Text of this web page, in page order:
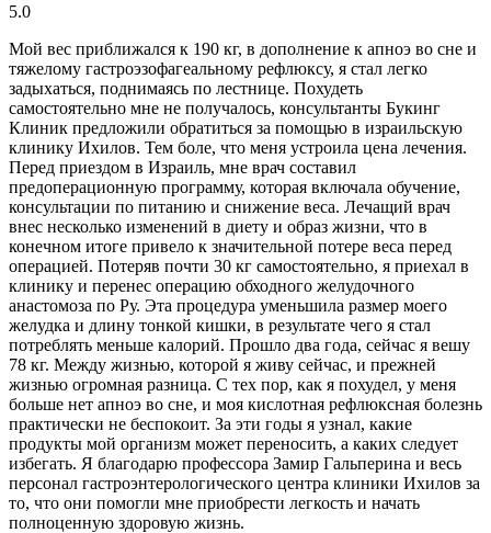
5.0
Мой вес приближался к 190 кг, в дополнение к апноэ во сне и
тяжелому гастроэзофагеальному рефлюксу, я стал легко
задыхаться, поднимаясь по лестнице. Похудеть
самостоятельно мне не получалось, консультанты Букинг
Клиник предложили обратиться за помощью в израильскую
клинику Ихилов. Тем боле, что меня устроила цена лечения.
Перед приездом в Израиль, мне врач составил
предоперационную программу, которая включала обучение,
консультации по питанию и снижение веса. Лечащий врач
внес несколько изменений в диету и образ жизни, что в
конечном итоге привело к значительной потере веса перед
операцией. Потеряв почти 30 кг самостоятельно, я приехал в
клинику и перенес операцию обходного желудочного
анастомоза по Ру. Эта процедура уменьшила размер моего
желудка и длину тонкой кишки, в результате чего я стал
потреблять меньше калорий. Прошло два года, сейчас я вешу
78 кг. Между жизнью, которой я живу сейчас, и прежней
жизнью огромная разница. С тех пор, как я похудел, у меня
больше нет апноэ во сне, и моя кислотная рефлюксная болезнь
практически не беспокоит. За эти годы я узнал, какие
продукты мой организм может переносить, а каких следует
избегать. Я благодарю профессора Замир Гальперина и весь
персонал гастроэнтерологического центра клиники Ихилов за
то, что они помогли мне приобрести легкость и начать
полноценную здоровую жизнь.